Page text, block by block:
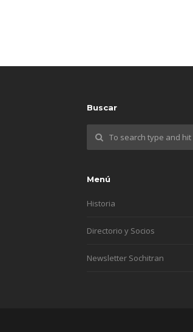
Buscar
Menú
Historia
Directorio y Socios
Newsletter Sochitran